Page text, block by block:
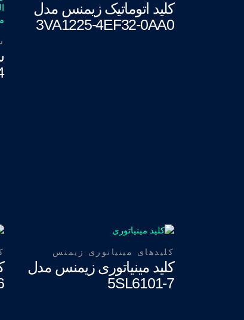
کلید اتوماتیک زیمنس مدل
3VA1225-4EF32-0AA0
کلید مینیاتوری زیمنس مدل
5SL6101-7
کلیدهای مینیاتوری زیمنس